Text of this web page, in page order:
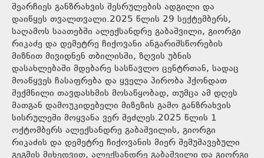
შეარჩიეს განზრახვის შესრულების ადგილი და
დაიწყეს თვალთვალი.2025 წლის 29 სექტემბერს,
საღამოს საათებში ალექსანდრე გაბაშვილი, გიორგი
რიკაძე და დემეტრე ჩიქოვანი ანგარიშსწორების
მიზნით მივიდნენ თბილისში, ზღვის უბნის
დასახლებაში მდებარე სასწავლო ცენტრთან, სადაც
მოაწყვეს ჩასაფრება და ყველა პირობა ჰქონდათ
შექმნილი თავდასხმის მოსაწყობად, თუმცა ამ დღეს
მათგან დამოუკიდებელი მიზეზის გამო განზრახვის
სისრულეში მოყვანა ვერ შეძლეს.2025 წლის 1
ოქტომბერს ალექსანდრე გაბაშვილის, გიორგი
რიკაძის და დემეტრე ჩიქოვანის მიერ შემუშავებული
გეგმის მიხედვით, ალექსანდრე გაბაშვილი და გიორგი